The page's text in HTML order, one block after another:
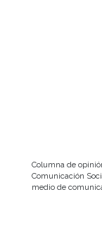
Columna de
Comunicación
medio de